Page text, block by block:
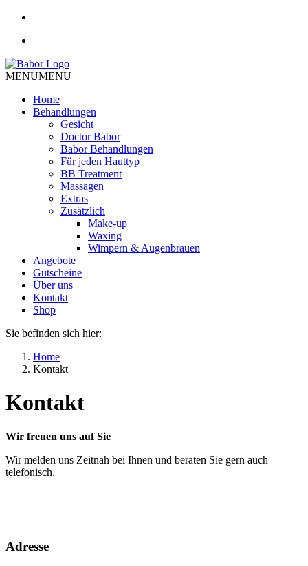
MENUMENU
Home
Behandlungen
Gesicht
Doctor Babor
Babor Behandlungen
Für jeden Hauttyp
BB Treatment
Massagen
Extras
Zusätzlich
Make-up
Waxing
Wimpern & Augenbrauen
Angebote
Gutscheine
Über uns
Kontakt
Shop
Sie befinden sich hier:
Home
Kontakt
Kontakt
Wir freuen uns auf Sie
Wir melden uns Zeitnah bei Ihnen und beraten Sie gern auch
telefonisch.
Adresse